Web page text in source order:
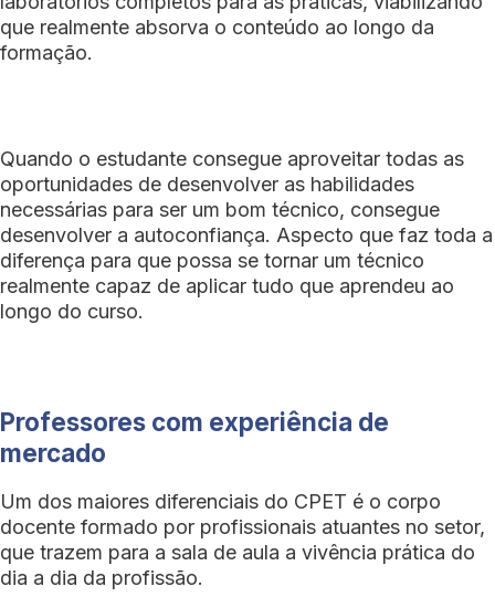
que realmente absorva o conteúdo ao longo da
formação.
Quando o estudante consegue aproveitar todas as
oportunidades de desenvolver as habilidades
necessárias para ser um bom técnico, consegue
desenvolver a autoconfiança. Aspecto que faz toda a
diferença para que possa se tornar um técnico
realmente capaz de aplicar tudo que aprendeu ao
longo do curso.
Professores com experiência de
mercado
Um dos maiores diferenciais do CPET é o corpo
docente formado por profissionais atuantes no setor,
que trazem para a sala de aula a vivência prática do
dia a dia da profissão.